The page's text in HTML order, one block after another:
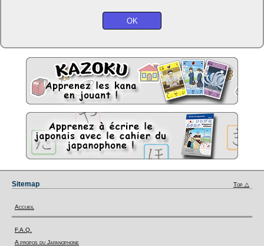
Sitemap Top △
Accueil
F.A.Q.
A propos du Japanophone